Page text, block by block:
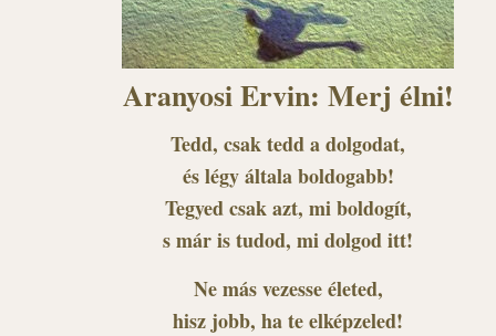
Aranyosi Ervin: Merj élni!
Tedd, csak tedd a dolgodat,
és légy általa boldogabb!
Tegyed csak azt, mi boldogít,
s már is tudod, mi dolgod itt!
Ne más vezesse életed,
hisz jobb, ha te elképzeled!